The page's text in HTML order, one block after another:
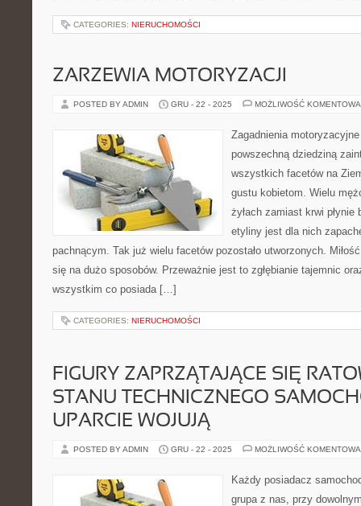
CATEGORIES: NIERUCHOMOŚCI
ZARZEWIA MOTORYZACJI
POSTED BY ADMIN GRU - 22 - 2025 MOŻLIWOŚĆ
Zagadnienia
powszechną dziedziną
wszystkich facetów na
gustu kobietom. Wielu
żyłach zamiast krwi
etyliny jest dla nich
pachnącym. Tak już wielu facetów pozostało utworzonych.
się na dużo sposobów. Przeważnie jest to zgłębianie tajemnic
wszystkim co posiada […]
CATEGORIES: NIERUCHOMOŚCI
FIGURY ZAPRZĄTAJĄCE SIĘ
STANU TECHNICZNEGO
UPARCIE WOJUJĄ
POSTED BY ADMIN GRU - 22 - 2025 MOŻLIWOŚĆ
Każdy posiadacz
grupa z nas, przy